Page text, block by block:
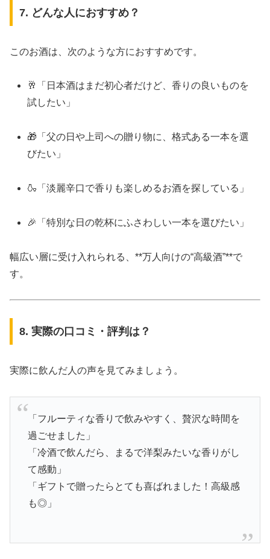
7. どんな人におすすめ？
このお酒は、次のような方におすすめです。
🥂「日本酒はまだ初心者だけど、香りの良いものを
試したい」
🎁「父の日や上司への贈り物に、格式ある一本を選
びたい」
🍶「淡麗辛口で香りも楽しめるお酒を探している」
🎉「特別な日の乾杯にふさわしい一本を選びたい」
幅広い層に受け入れられる、**万人向けの“高級酒”**で
す。
8. 実際の口コミ・評判は？
実際に飲んだ人の声を見てみましょう。
「フルーティな香りで飲みやすく、贅沢な時間を
過ごせました」
「冷酒で飲んだら、まるで洋梨みたいな香りがし
て感動」
「ギフトで贈ったらとても喜ばれました！高級感
も◎」